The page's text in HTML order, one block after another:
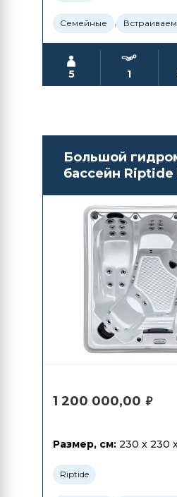
Семейные ,
5 1
Большой
бассейн
1 200 000,00 ₽
Размер, см: 230 x 230
Riptide